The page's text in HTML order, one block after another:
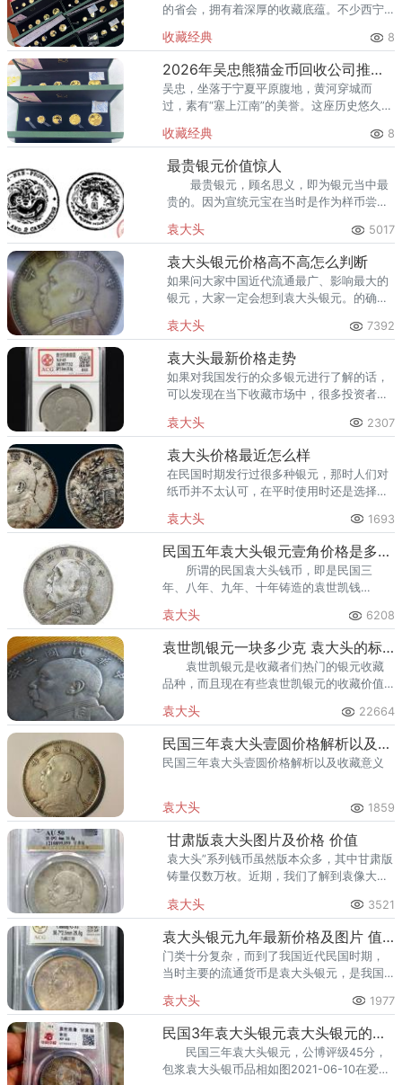
的省会，拥有着深厚的收藏底蕴。不少西宁
行购入，有的是亲友馈赠，还有的是从收藏
市场精心淘得。进入2026年
收藏经典 8
2026年吴忠熊猫金币回收公司推荐 吴忠本地正规渠道
吴忠，坐落于宁夏平原腹地，黄河穿城而
过，素有“塞上江南”的美誉。这座历史悠久、
藏文化。不少吴忠市民手中都持有不同年份
的熊猫金币，有的是早年从银
收藏经典 8
最贵银元价值惊人
最贵银元，顾名思义，即为银元当中最
贵的。因为宣统元宝在当时是作为样币尝试
足十枚。
袁大头 5017
袁大头银元价格高不高怎么判断
如果问大家中国近代流通最广、影响最大的
银元，大家一定会想到袁大头银元。的确，
通货币，在近代货币演变史中发挥着重要的
作用。
袁大头 7392
袁大头最新价格走势
如果对我国发行的众多银元进行了解的话，
可以发现在当下收藏市场中，很多投资者特
袁大头 2307
袁大头价格最近怎么样
在民国时期发行过很多种银元，那时人们对
纸币并不太认可，在平时使用时还是选择银
的增加，也是越来越高，成为了收藏市场上
一颗明名收藏品。
袁大头 1693
民国五年袁大头银元壹角价格是多少钱一枚
所谓的民国袁大头钱币，即是民国三
年、八年、九年、十年铸造的袁世凯钱
然结果。下面我们就来了解一下民国五年袁
大头银元的价格。
袁大头 6208
袁世凯银元一块多少克 袁大头的标准重量是多少克
袁世凯银元是收藏者们热门的银元收藏
品种，而且现在有些袁世凯银元的收藏价值
克 铸造跨度从1914年至1951年，总发行
量超过7.5亿枚。
袁大头 22664
民国三年袁大头壹圆价格解析以及收藏意义
民国三年袁大头壹圆价格解析以及收藏意义
袁大头 1859
甘肃版袁大头图片及价格 价值
袁大头”系列钱币虽然版本众多，其中甘肃版
铸量仅数万枚。近期，我们了解到袁像大头
上，收藏潜力相当明显。
袁大头 3521
袁大头银元九年最新价格及图片 值多少钱
门类十分复杂，而到了我国近代民国时期，
当时主要的流通货币是袁大头银元，是我国
品种。
袁大头 1977
民国3年袁大头银元袁大头银元的价格及含银量 有多少种
民国三年袁大头银元，公博评级45分，
包浆袁大头银币品相如图2021-06-10在爱藏